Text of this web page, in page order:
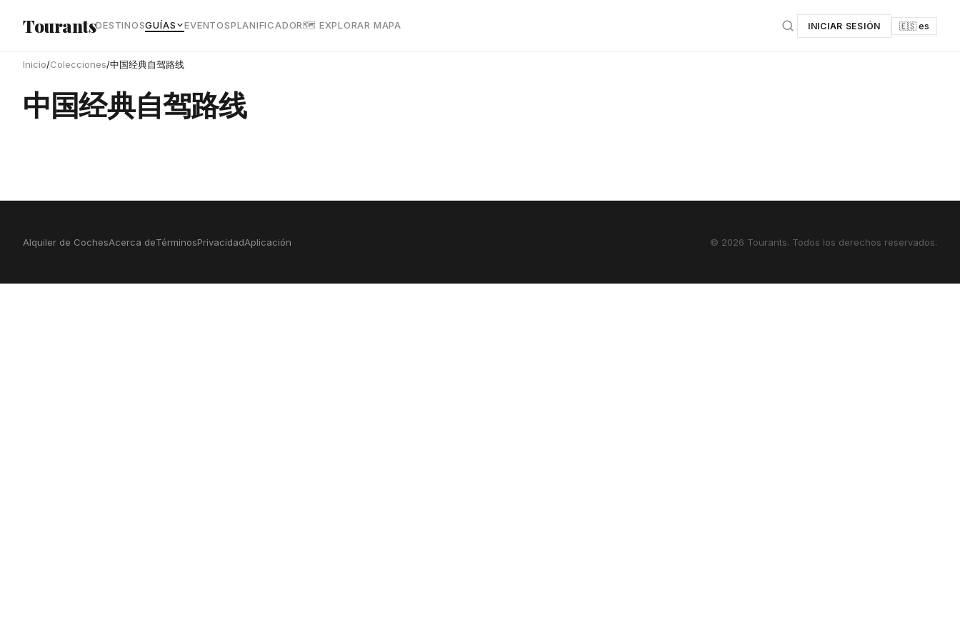
TourantsDESTINOSGUÍAS EVENTOSPLANIFICADOR🗺 EXPLORAR MAPA INICIAR SESIÓN 🇪🇸 es
Inicio/Colecciones/中国经典自驾路线
中国经典自驾路线
Alquiler de CochesAcerca deTérminosPrivacidadAplicación © 2026 Tourants. Todos los derechos reservados.